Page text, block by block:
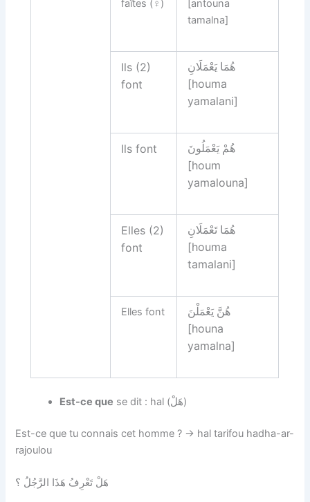
faîtes (♀)
[antouna
tamalna]
Ils (2)
font
هُمَا يَعْمَلَانِ‏
[houma
yamalani]
Ils font هُمْ يَعْمَلُونَ‏
[houm
yamalouna]
Elles (2)
font
هُمَا تَعْمَلَانِ‏
[houma
tamalani]
Elles font هُنَّ يَعْمَلْنَ‏
[houna
yamalna]
Est-ce que se dit : hal (هَلْ)
Est-ce que tu connais cet homme ? → hal tarifou hadha-ar-
rajoulou
هَلْ تَعْرِفُ هَذَا الرَّجُلُ ؟